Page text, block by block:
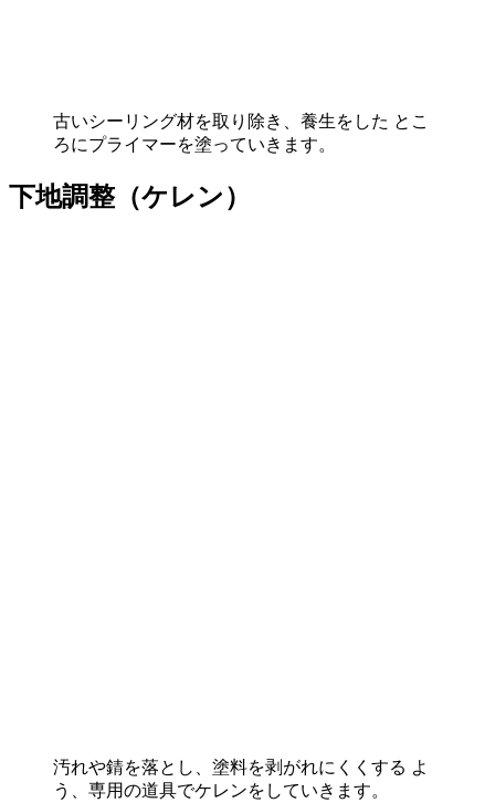
古いシーリング材を取り除き、養生をした とこ
ろにプライマーを塗っていきます。
下地調整（ケレン）
汚れや錆を落とし、塗料を剥がれにくくする よ
う、専用の道具でケレンをしていきます。